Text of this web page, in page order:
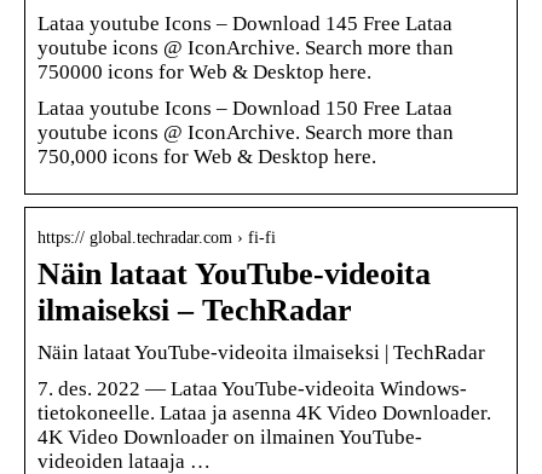
Lataa youtube Icons – Download 145 Free Lataa
youtube icons @ IconArchive. Search more than
750000 icons for Web & Desktop here.
Lataa youtube Icons – Download 150 Free Lataa
youtube icons @ IconArchive. Search more than
750,000 icons for Web & Desktop here.
https:// global.techradar.com › fi-fi
Näin lataat YouTube-videoita
ilmaiseksi – TechRadar
Näin lataat YouTube-videoita ilmaiseksi | TechRadar
7. des. 2022 — Lataa YouTube-videoita Windows-
tietokoneelle. Lataa ja asenna 4K Video Downloader.
4K Video Downloader on ilmainen YouTube-
videoiden lataaja …